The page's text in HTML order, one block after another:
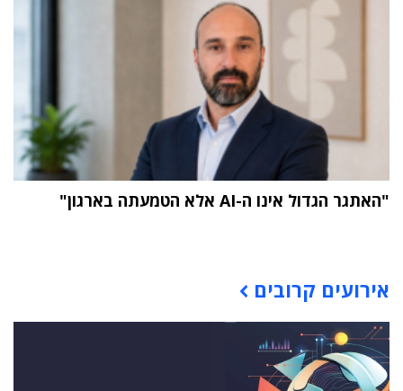
"האתגר הגדול אינו ה-AI אלא הטמעתה בארגון"
אירועים קרובים